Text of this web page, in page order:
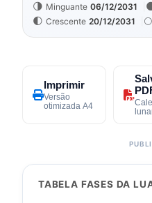
🌗 Minguante 06/12/2031
🌓 Crescente 20/12/2031 🌕
Imprimir
Versão
otimizada A4
TABELA FASES DA